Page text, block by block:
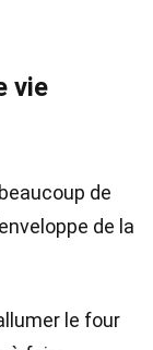
vie
de
de la
le four